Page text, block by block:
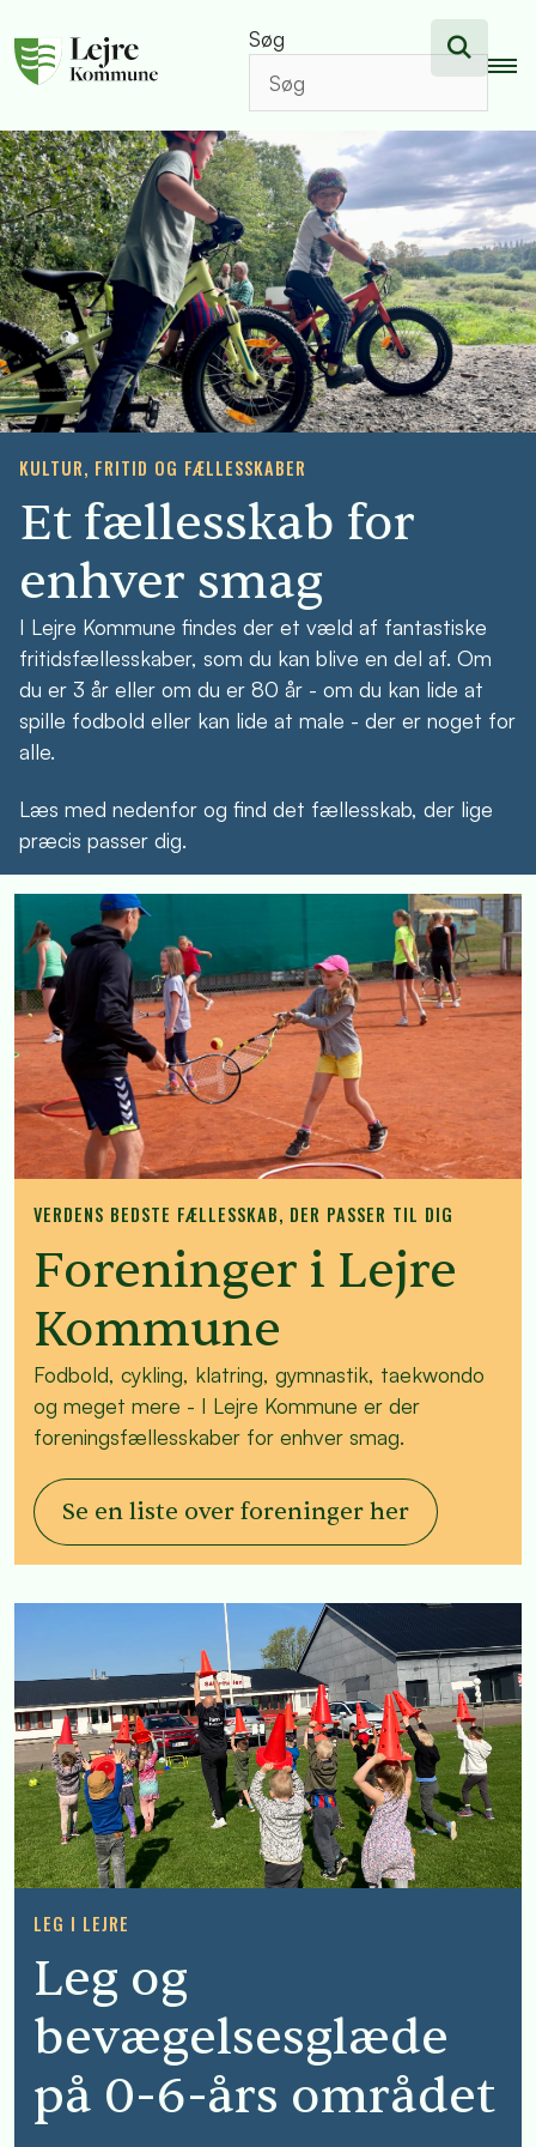
Søg
KULTUR, FRITID OG FÆLLESSKABER
Et fællesskab for
enhver smag
I Lejre Kommune findes der et væld af fantastiske
fritidsfællesskaber, som du kan blive en del af. Om
du er 3 år eller om du er 80 år - om du kan lide at
spille fodbold eller kan lide at male - der er noget for
alle.
Læs med nedenfor og find det fællesskab, der lige
præcis passer dig.
VERDENS BEDSTE FÆLLESSKAB, DER PASSER TIL DIG
Foreninger i Lejre
Kommune
Fodbold, cykling, klatring, gymnastik, taekwondo
og meget mere - I Lejre Kommune er der
foreningsfællesskaber for enhver smag.
Se en liste over foreninger her
LEG I LEJRE
Leg og
bevægelsesglæde
på 0-6-års området